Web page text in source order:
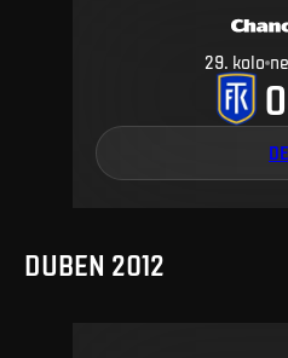
29. kolo
0
DUBEN 2012